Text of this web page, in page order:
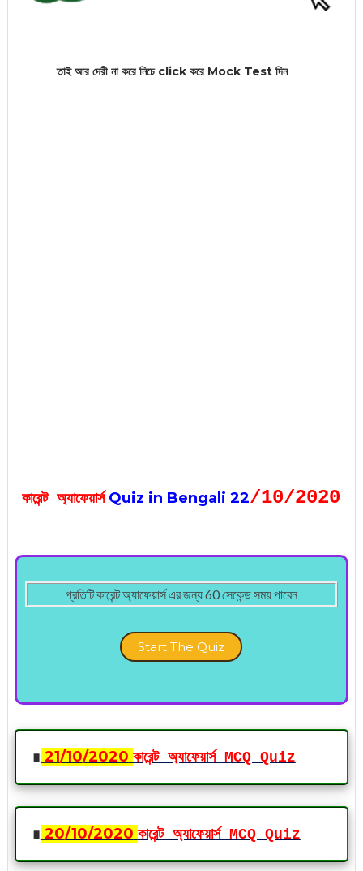
তাই আর দেরী না করে নিচে click করে Mock Test দিন
কারেন্ট অ্যাফেয়ার্সQuiz in Bengali 22/10/2020
প্রতিটি কারেন্ট অ্যাফেয়ার্স এর জন্য 60 সেকেন্ড সময় পাবেন
Start The Quiz
∎ 21/10/2020 কারেন্ট অ্যাফেয়ার্স MCQ Quiz
∎ 20/10/2020 কারেন্ট অ্যাফেয়ার্স MCQ Quiz